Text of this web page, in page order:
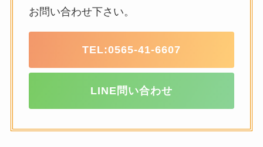
お問い合わせ下さい。
TEL:0565-41-6607
LINE問い合わせ